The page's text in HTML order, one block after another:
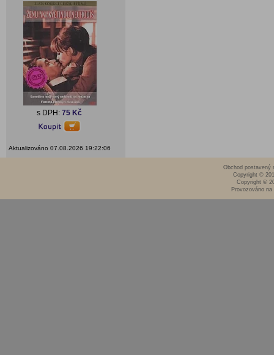
s DPH:75 Kč
Aktualizováno 07.08.2026 19:22:06
Obchod postavený
Copyright ©
Copyright ©
Provozováno